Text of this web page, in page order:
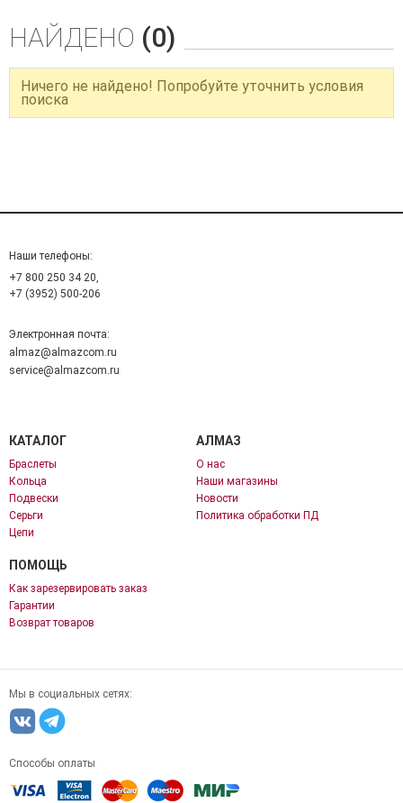
НАЙДЕНО (0)
Ничего не найдено! Попробуйте уточнить условия
поиска
Наши телефоны:
+7 800 250 34 20,
+7 (3952) 500-206
Электронная почта:
almaz@almazcom.ru
service@almazcom.ru
КАТАЛОГ
Браслеты
Кольца
Подвески
Серьги
Цепи
АЛМАЗ
О нас
Наши магазины
Новости
Политика обработки ПД
ПОМОЩЬ
Как зарезервировать заказ
Гарантии
Возврат товаров
Мы в социальных сетях:
Способы оплаты